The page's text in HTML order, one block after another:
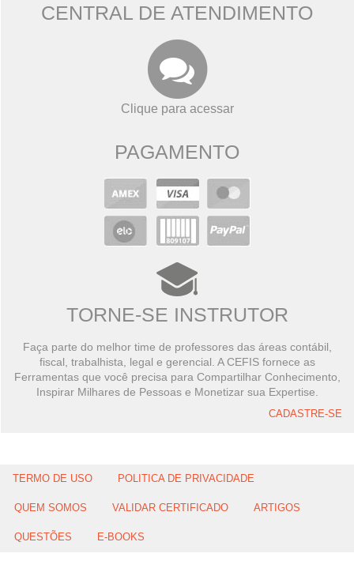
CENTRAL DE ATENDIMENTO
Clique para acessar
PAGAMENTO
TORNE-SE INSTRUTOR
Faça parte do melhor time de professores das áreas contábil,
fiscal, trabalhista, legal e gerencial. A CEFIS fornece as
Ferramentas que você precisa para Compartilhar Conhecimento,
Inspirar Milhares de Pessoas e Monetizar sua Expertise.
CADASTRE-SE
TERMO DE USO POLITICA DE PRIVACIDADE
QUEM SOMOS VALIDAR CERTIFICADO ARTIGOS
QUESTÕES E-BOOKS